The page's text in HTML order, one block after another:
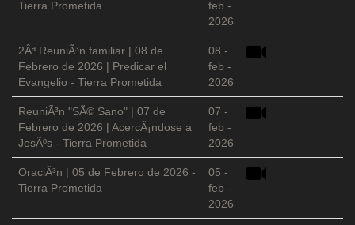
Tierra Prometida
feb -
2026
2Âª ReuniÃ³n familiar | 08 de
Febrero de 2026 | Predicar el
Evangelio - Tierra Prometida
08 -
feb -
2026
ReuniÃ³n "SÃ© Sano" | 07 de
Febrero de 2026 | AcercÃ¡ndose a
JesÃºs - Tierra Prometida
07 -
feb -
2026
OraciÃ³n | 05 de Febrero de 2026 -
Tierra Prometida
05 -
feb -
2026